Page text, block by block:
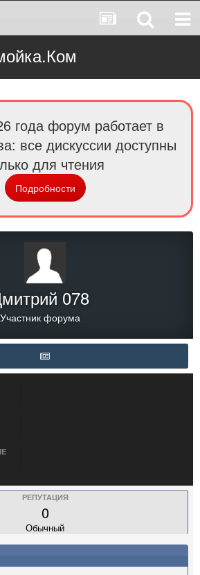
года форум работает в
все дискуссии доступны
для чтения
Подробности
078
Участник форума
РЕПУТАЦИЯ
0
Обычный